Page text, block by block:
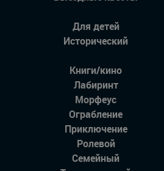
Для детей
Исторический
Книги/кино
Лабиринт
Морфеус
Ограбление
Приключение
Ролевой
Семейный